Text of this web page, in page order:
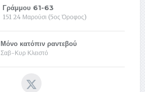
Γράμμου 61-63
151 24 Μαρούσι (5ος Όροφος)
Μόνο κατόπιν ραντεβού
Σαβ-Κυρ Κλειστό